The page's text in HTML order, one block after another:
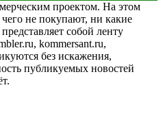
проектом. На этом
не покупают, ни какие
собой ленту
kommersant.ru,
без искажения,
публикуемых новостей